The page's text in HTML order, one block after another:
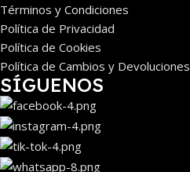
Términos y Condiciones
Política de Privacidad
Política de Cookies
Política de Cambios y Devoluciones
SÍGUENOS